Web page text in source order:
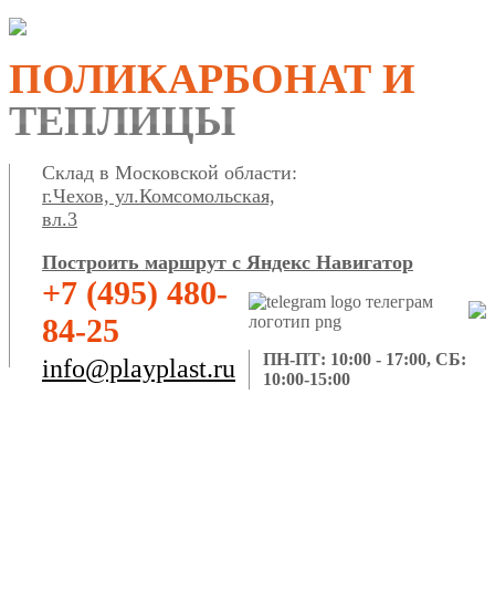
ПОЛИКАРБОНАТ И
ТЕПЛИЦЫ
Склад в Московской области:
г.Чехов, ул.Комсомольская,
вл.3
Построить маршрут с Яндекс Навигатор
+7 (495) 480-
84-25
info@playplast.ru
ПН-ПТ: 10:00 - 17:00, СБ:
10:00-15:00